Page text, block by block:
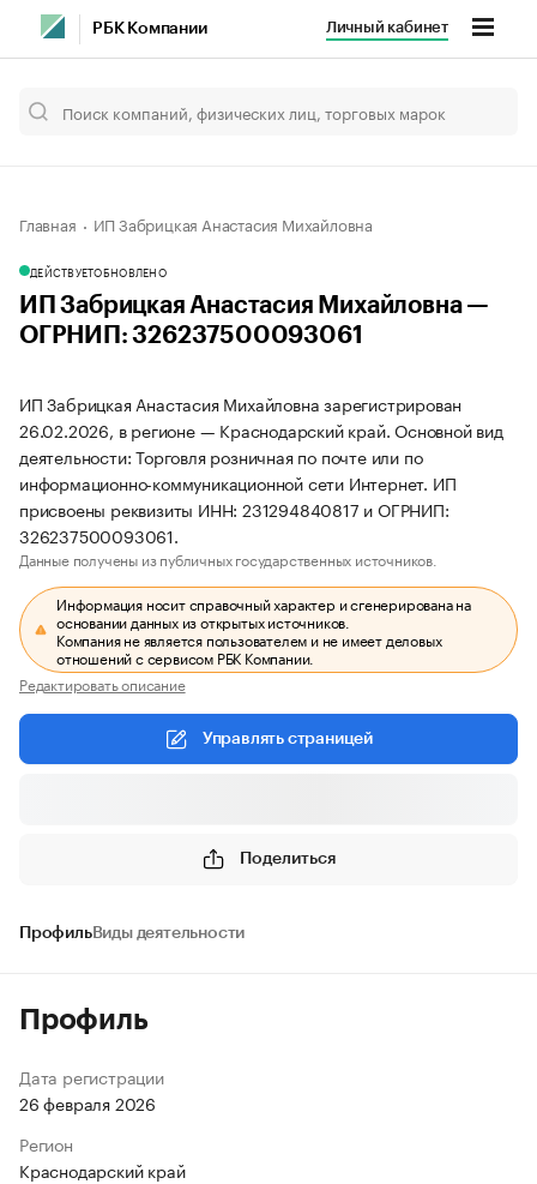
РБК Компании Личный кабинет
Главная ИП Забрицкая Анастасия Михайловна
ДЕЙСТВУЕТОБНОВЛЕНО
ИП Забрицкая Анастасия Михайловна —
ОГРНИП: 326237500093061
ИП Забрицкая Анастасия Михайловна зарегистрирован
26.02.2026, в регионе — Краснодарский край. Основной вид
деятельности: Торговля розничная по почте или по
информационно-коммуникационной сети Интернет. ИП
присвоены реквизиты ИНН: 231294840817 и ОГРНИП:
326237500093061.
Данные получены из публичных государственных источников.
Информация носит справочный характер и сгенерирована на
основании данных из открытых источников.
Компания не является пользователем и не имеет деловых
отношений с сервисом РБК Компании.
Редактировать описание
Управлять страницей
Поделиться
ПрофильВиды деятельности
Профиль
Дата регистрации
26 февраля 2026
Регион
Краснодарский край